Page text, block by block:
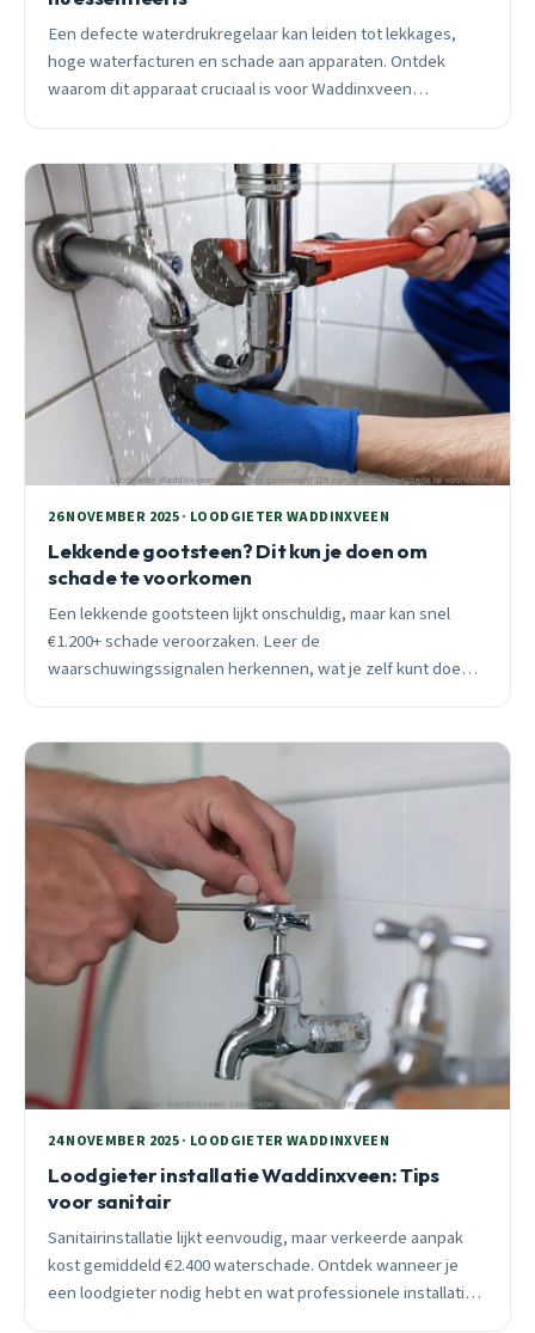
Een defecte waterdrukregelaar kan leiden tot lekkages,
hoge waterfacturen en schade aan apparaten. Ontdek
waarom dit apparaat cruciaal is voor Waddinxveen
26 NOVEMBER 2025 · LOODGIETER WADDINXVEEN
Lekkende gootsteen? Dit kun je doen om
schade te voorkomen
Een lekkende gootsteen lijkt onschuldig, maar kan snel
€1.200+ schade veroorzaken. Leer de
waarschuwingssignalen herkennen, wat je zelf kunt doen
24 NOVEMBER 2025 · LOODGIETER WADDINXVEEN
Loodgieter installatie Waddinxveen: Tips
voor sanitair
Sanitairinstallatie lijkt eenvoudig, maar verkeerde aanpak
kost gemiddeld €2.400 waterschade. Ontdek wanneer je
een loodgieter nodig hebt en wat professionele installatie